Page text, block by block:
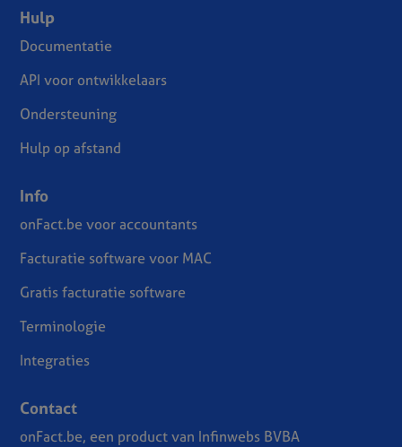
Hulp
Documentatie
API voor ontwikkelaars
Ondersteuning
Hulp op afstand
Info
onFact.be voor accountants
Facturatie software voor MAC
Gratis facturatie software
Terminologie
Integraties
Contact
onFact.be, een product van Infinwebs BVBA